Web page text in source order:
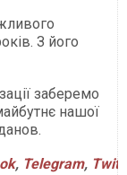
З його
заберемо
нашої
, Telegram,